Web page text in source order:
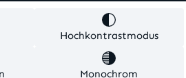
Mehrwertsteuer zzgl.
und ohne Gewähr.
Hochkontrastmodus
Monochrom